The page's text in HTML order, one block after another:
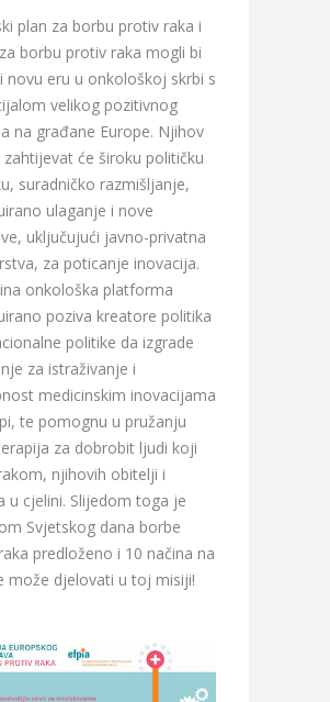
plan za borbu protiv raka i
borbu protiv raka mogli bi
novu eru u onkološkoj skrbi s
velikog pozitivnog
na građane Europe. Njihov
zahtijevat će široku političku
suradničko razmišljanje,
ulaganje i nove
uključujući javno-privatna
za poticanje inovacija.
ina onkološka platforma
poziva kreatore politika
politike da izgrade
za istraživanje i
medicinskim inovacijama
te pomognu u pružanju
za dobrobit ljudi koji
njihovih obitelji i
u cjelini. Slijedom toga je
Svjetskog dana borbe
predloženo i 10 načina na
može djelovati u toj misiji!